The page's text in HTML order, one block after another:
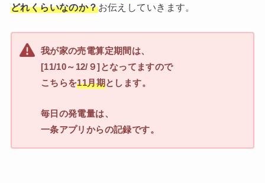
どれくらいなのか？お伝えしていきます。
我が家の売電算定期間は、
[11/10～12/９]となってますので
こちらを11月期とします。
毎日の発電量は、
一条アプリからの記録です。